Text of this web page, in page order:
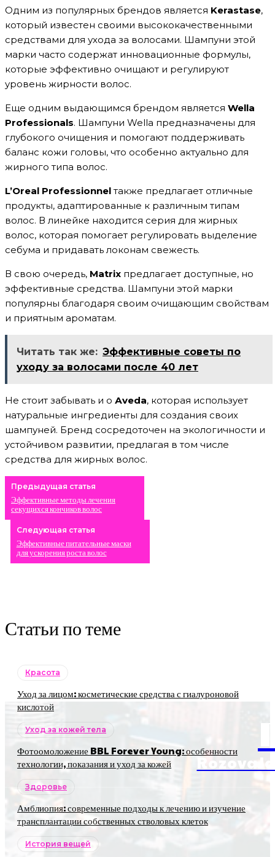
Одним из популярных брендов является Kerastase,
который известен своими высококачественными
средствами для ухода за волосами. Шампуни этой
марки часто содержат инновационные формулы,
которые эффективно очищают и регулируют
уровень жирности волос.
Еще одним выдающимся брендом является Wella
Professionals. Шампуни Wella предназначены для
глубокого очищения и помогают поддерживать
баланс кожи головы, что особенно актуально для
жирного типа волос.
L’Oreal Professionnelтакже предлагает отличные
продукты, адаптированные к различным типам
волос. В линейке находится серия для жирных
волос, которая помогает регулировать выделение
себума и придавать локонам свежесть.
В свою очередь, Matrix предлагает доступные, но
эффективные средства. Шампуни этой марки
популярны благодаря своим очищающим свойствам
и приятным ароматам.
Читать так же: Эффективные советы по
уходу за волосами после 40 лет
Не стоит забывать и о Аveda, которая использует
натуральные ингредиенты для создания своих
шампуней. Бренд сосредоточен на экологичности и
устойчивом развитии, предлагая в том числе
средства для жирных волос.
Предыдущая статья
Эффективные методы лечения
секущихся кончиков волос
Следующая статья
Эффективные питательные маски
для ускорения роста волос
Статьи по теме
Красота
Уход за лицом: косметические средства с гиалуроновой
кислотой
Уход за кожей тела
Фотоомоложение BBL Forever Young: особенности
технологии, показания и уход за кожей
Здоровье
Амблиопия: современные подходы к лечению и изучение
трансплантации собственных стволовых клеток
История вещей